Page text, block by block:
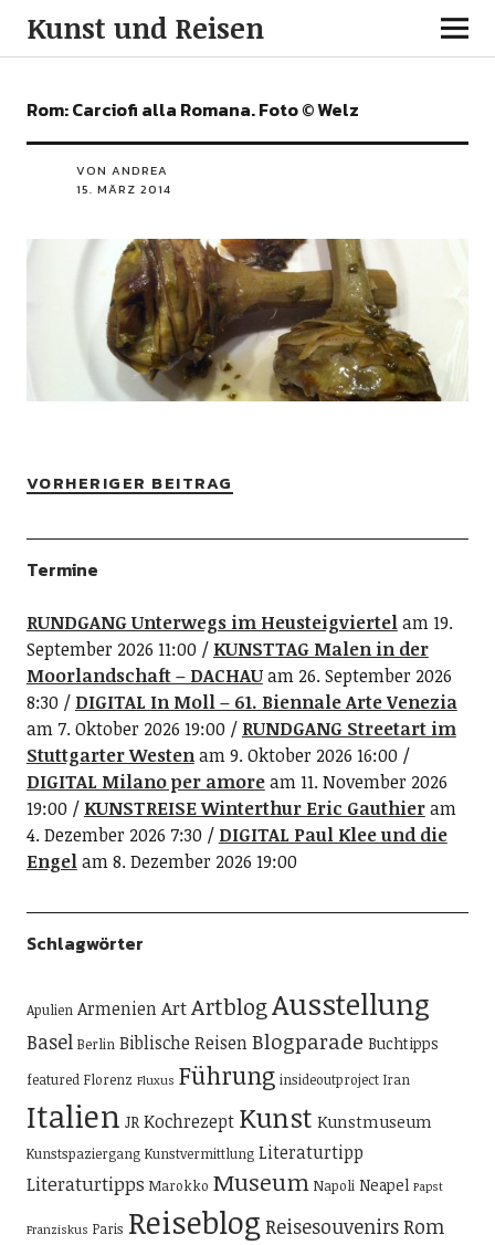
Kunst und Reisen
Rom: Carciofi alla Romana. Foto © Welz
VON ANDREA
15. MÄRZ 2014
VORHERIGER BEITRAG
Termine
RUNDGANG Unterwegs im Heusteigviertelam 19.
September 2026 11:00
KUNSTTAG Malen in der
Moorlandschaft – DACHAUam 26. September 2026
8:30
DIGITAL In Moll – 61. Biennale Arte Venezia
am 7. Oktober 2026 19:00
RUNDGANG Streetart im
Stuttgarter Westenam 9. Oktober 2026 16:00
DIGITAL Milano per amoream 11. November 2026
19:00
KUNSTREISE Winterthur Eric Gauthieram
4. Dezember 2026 7:30
DIGITAL Paul Klee und die
Engelam 8. Dezember 2026 19:00
Schlagwörter
Apulien ArmenienArtArtblogAusstellung
Basel Berlin Biblische ReisenBlogparade Buchtipps
featured Florenz Fluxus Führung insideoutproject Iran
Italien JR Kochrezept Kunst Kunstmuseum
Kunstspaziergang Kunstvermittlung Literaturtipp
Literaturtipps Marokko Museum Napoli Neapel Papst
Franziskus Paris Reiseblog ReisesouvenirsRom